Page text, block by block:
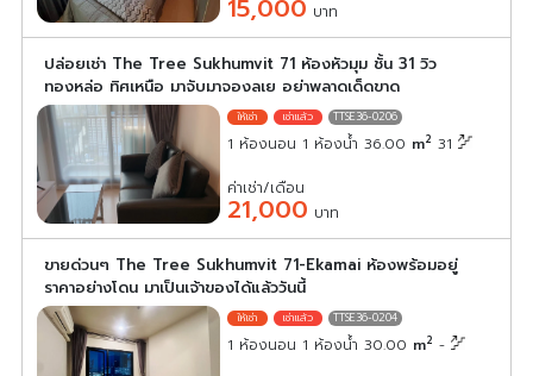
15,000 บาท
ปล่อยเช่า The Tree Sukhumvit 71 ห้องหัวมุม ชั้น 31 วิว
ทองหล่อ ทิศเหนือ มาจับมาจองลเย อย่าพลาดเด็ดขาด
TTSE36-0206
1 ห้องนอน 1 ห้องน้ำ 36.00 m2 31
ค่าเช่า/เดือน
21,000 บาท
ขายด่วนๆ The Tree Sukhumvit 71-Ekamai ห้องพร้อมอยู่
ราคาอย่างโดน มาเป็นเจ้าของได้แล้ววันนี้
TTSE36-0204
1 ห้องนอน 1 ห้องน้ำ 30.00 m2 -